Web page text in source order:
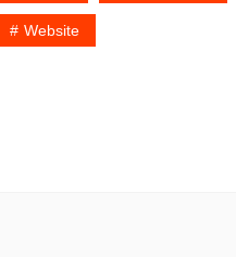
Website